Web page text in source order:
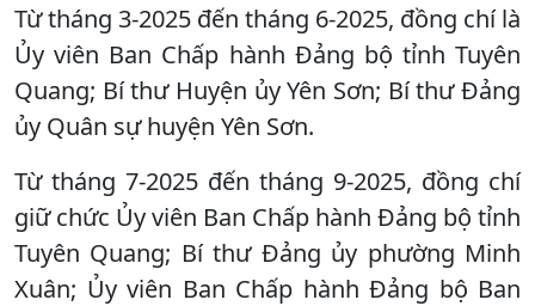
Từ tháng 3-2025 đến tháng 6-2025, đồng chí là
Ủy viên Ban Chấp hành Đảng bộ tỉnh Tuyên
Quang; Bí thư Huyện ủy Yên Sơn; Bí thư Đảng
ủy Quân sự huyện Yên Sơn.
Từ tháng 7-2025 đến tháng 9-2025, đồng chí
giữ chức Ủy viên Ban Chấp hành Đảng bộ tỉnh
Tuyên Quang; Bí thư Đảng ủy phường Minh
Xuân; Ủy viên Ban Chấp hành Đảng bộ Ban